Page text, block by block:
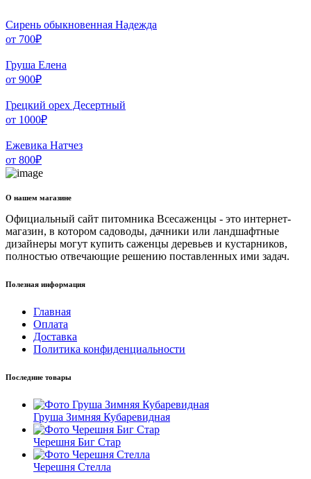
Сирень обыкновенная Надежда
от 700₽
Груша Елена
от 900₽
Грецкий орех Десертный
от 1000₽
Ежевика Натчез
от 800₽
О нашем магазине
Официальный сайт питомника Всесаженцы - это интернет-
магазин, в котором садоводы, дачники или ландшафтные
дизайнеры могут купить саженцы деревьев и кустарников,
полностью отвечающие решению поставленных ими задач.
Полезная информация
Главная
Оплата
Доставка
Политика конфиденциальности
Последние товары
Груша Зимняя Кубаревидная
Черешня Биг Стар
Черешня Стелла